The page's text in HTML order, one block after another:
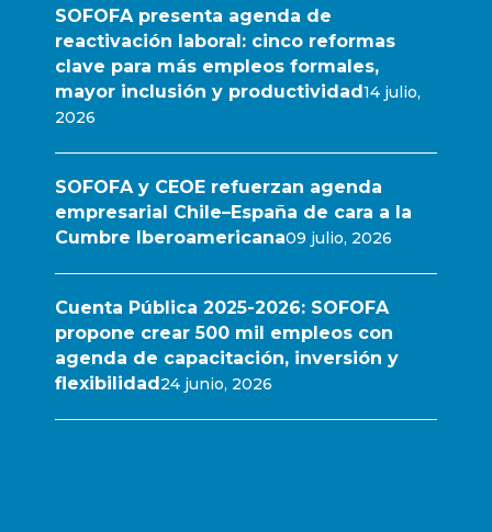
SOFOFA presenta agenda de
reactivación laboral: cinco reformas
clave para más empleos formales,
mayor inclusión y productividad14 julio,
2026
SOFOFA y CEOE refuerzan agenda
empresarial Chile–España de cara a la
Cumbre Iberoamericana09 julio, 2026
Cuenta Pública 2025-2026: SOFOFA
propone crear 500 mil empleos con
agenda de capacitación, inversión y
flexibilidad24 junio, 2026